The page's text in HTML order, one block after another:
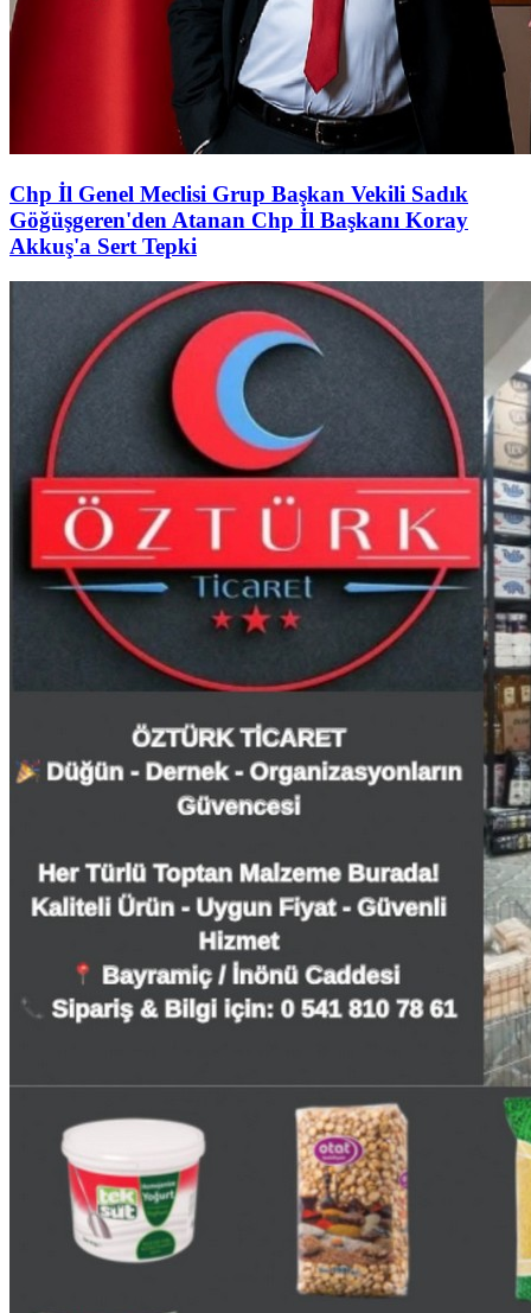
Chp İl Genel Meclisi Grup Başkan Vekili Sadık
Göğüşgeren'den Atanan Chp İl Başkanı Koray
Akkuş'a Sert Tepki